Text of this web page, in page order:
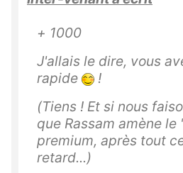
+ 1000
J'allais le dire, vous
rapide
!
(Tiens ! Et si nous
que Rassam amène
premium, après tout
retard...)